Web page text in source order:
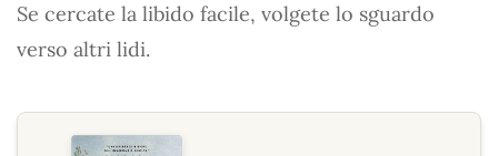
Se cercate la libido facile, volgete lo sguardo
verso altri lidi.